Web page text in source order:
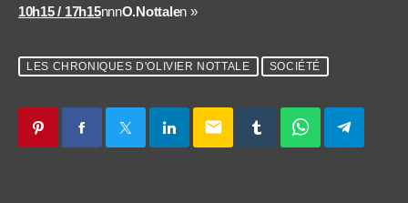
10h15 / 17h15nnnO.Nottalen »
LES CHRONIQUES D'OLIVIER NOTTALE SOCIÉTÉ
email